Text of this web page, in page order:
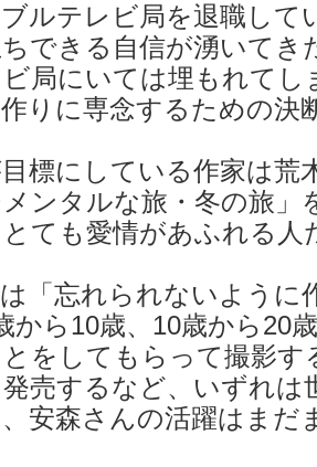
ルテレビ局を退職して
できる自信が湧いて
局にいては埋もれて
りに専念するための決
標にしている作家は荒
ンタルな旅・冬の旅」
ても愛情があふれる
「忘れられないように
から10歳、10歳から20
をしてもらって撮影す
売するなど、いずれは
安森さんの活躍はまだ